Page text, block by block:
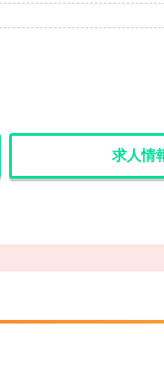
求人情